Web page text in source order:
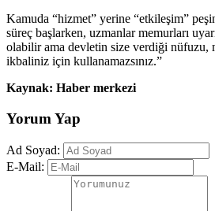
Kamuda “hizmet” yerine “etkileşim”
süreç başlarken, uzmanlar memurları
olabilir ama devletin size verdiği nüfuzu,
ikbaliniz için kullanamazsınız.”
Kaynak: Haber merkezi
Yorum Yap
Ad Soyad:
E-Mail: